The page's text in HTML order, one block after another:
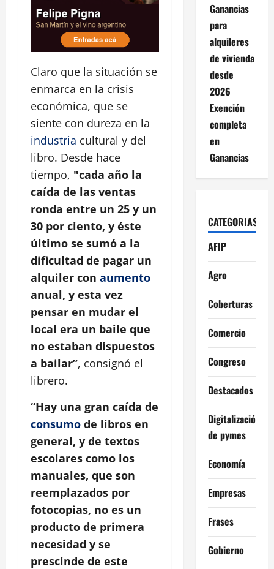
Claro que la situación se
enmarca en la crisis
económica, que se
siente con dureza en la
industria cultural y del
libro. Desde hace
tiempo, "cada año la
caída de las ventas
ronda entre un 25 y un
30 por ciento, y éste
último se sumó a la
dificultad de pagar un
alquiler con aumento
anual, y esta vez
pensar en mudar el
local era un baile que
no estaban dispuestos
a bailar”, consignó el
librero.
“Hay una gran caída de
consumo de libros en
general, y de textos
escolares como los
manuales, que son
reemplazados por
fotocopias, no es un
producto de primera
necesidad y se
prescinde de este
Ganancias
para
alquileres
de vivienda
desde
2026
Exención
completa
en
Ganancias
CATEGORIAS
AFIP
Agro
Coberturas
Comercio
Congreso
Destacados
Digitalización
de pymes
Economía
Empresas
Frases
Gobierno